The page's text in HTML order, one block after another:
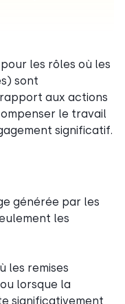
les rôles où les
sont
aux actions
le travail
significatif.
générée par les
les
les remises
lorsque la
significativement